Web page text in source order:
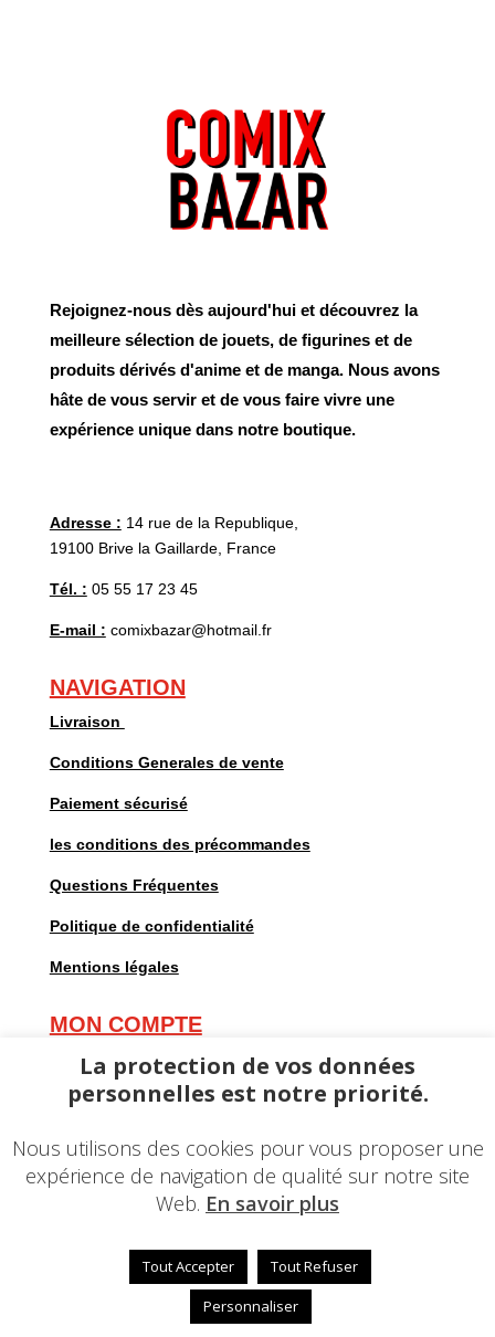
Rejoignez-nous dès aujourd'hui et découvrez la
meilleure sélection de jouets, de figurines et de
produits dérivés d'anime et de manga. Nous avons
hâte de vous servir et de vous faire vivre une
expérience unique dans notre boutique.
Adresse : 14 rue de la Republique,
19100 Brive la Gaillarde, France
Tél. : 05 55 17 23 45
E-mail : comixbazar@hotmail.fr
NAVIGATION
Livraison
Conditions Generales de vente
Paiement sécurisé
les conditions des précommandes
Questions Fréquentes
Politique de confidentialité
Mentions légales
MON COMPTE
Mes commandes
Mes adresses
Mes informations personnelles
© 2023 – Une réalisation EDConcept24.fr–
La protection de vos données
personnelles est notre priorité.
Nous utilisons des cookies pour vous proposer une
expérience de navigation de qualité sur notre site
Web. En savoir plus
Tout Accepter
Tout Refuser
Personnaliser